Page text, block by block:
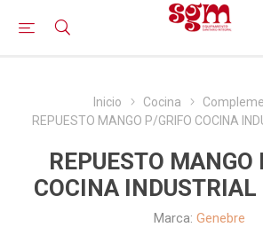
Inicio Cocina
REPUESTO MANGO P/GRIFO COCINA
REPUESTO MANGO
COCINA INDUSTRIAL
Marca: Genebre